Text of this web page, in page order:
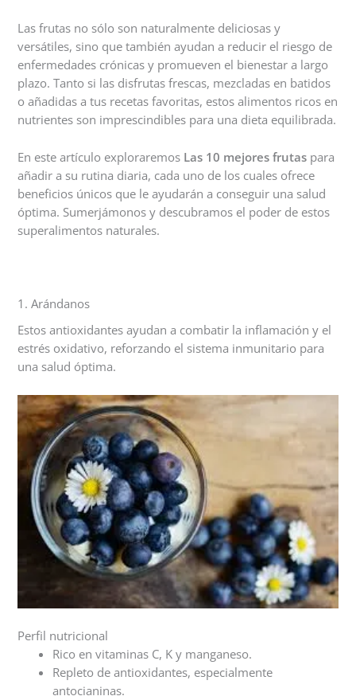
Las frutas no sólo son naturalmente deliciosas y
versátiles, sino que también ayudan a reducir el riesgo de
enfermedades crónicas y promueven el bienestar a largo
plazo. Tanto si las disfrutas frescas, mezcladas en batidos
o añadidas a tus recetas favoritas, estos alimentos ricos en
nutrientes son imprescindibles para una dieta equilibrada.
En este artículo exploraremos Las 10 mejores frutas para
añadir a su rutina diaria, cada uno de los cuales ofrece
beneficios únicos que le ayudarán a conseguir una salud
óptima. Sumerjámonos y descubramos el poder de estos
superalimentos naturales.
1. Arándanos
Estos antioxidantes ayudan a combatir la inflamación y el
estrés oxidativo, reforzando el sistema inmunitario para
una salud óptima.
Perfil nutricional
Rico en vitaminas C, K y manganeso.
Repleto de antioxidantes, especialmente
antocianinas.